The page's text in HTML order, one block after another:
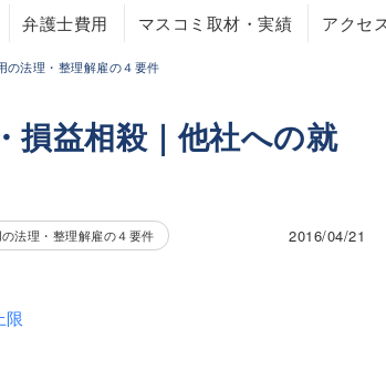
弁護士費用 マスコミ取材・実績 アクセ
の法理・整理解雇の４要件
損益相殺｜他社への就
法理・整理解雇の４要件 2016/04/21
限